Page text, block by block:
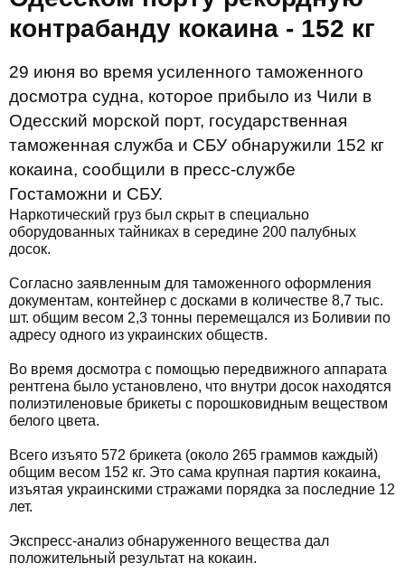
контрабанду кокаина - 152 кг
29 июня во время усиленного таможенного
досмотра судна, которое прибыло из Чили в
Одесский морской порт, государственная
таможенная служба и СБУ обнаружили 152 кг
кокаина, сообщили в пресс-службе
Гостаможни и СБУ.
Наркотический груз был скрыт в специально
оборудованных тайниках в середине 200 палубных
досок.
Согласно заявленным для таможенного оформления
документам, контейнер с досками в количестве 8,7 тыс.
шт. общим весом 2,3 тонны перемещался из Боливии по
адресу одного из украинских обществ.
Во время досмотра с помощью передвижного аппарата
рентгена было установлено, что внутри досок находятся
полиэтиленовые брикеты с порошковидным веществом
белого цвета.
Всего изъято 572 брикета (около 265 граммов каждый)
общим весом 152 кг. Это сама крупная партия кокаина,
изъятая украинскими стражами порядка за последние 12
лет.
Экспресс-анализ обнаруженного вещества дал
положительный результат на кокаин.